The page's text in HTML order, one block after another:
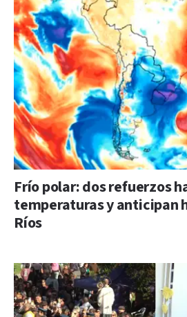
Frío polar: dos refuerzos
temperaturas y anticipan
Ríos